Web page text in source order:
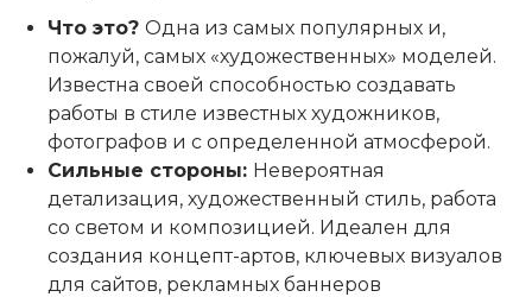
Что это? Одна из самых популярных и,
пожалуй, самых «художественных» моделей.
Известна своей способностью создавать
работы в стиле известных художников,
фотографов и с определенной атмосферой.
Сильные стороны: Невероятная
детализация, художественный стиль, работа
со светом и композицией. Идеален для
создания концепт-артов, ключевых визуалов
для сайтов, рекламных баннеров